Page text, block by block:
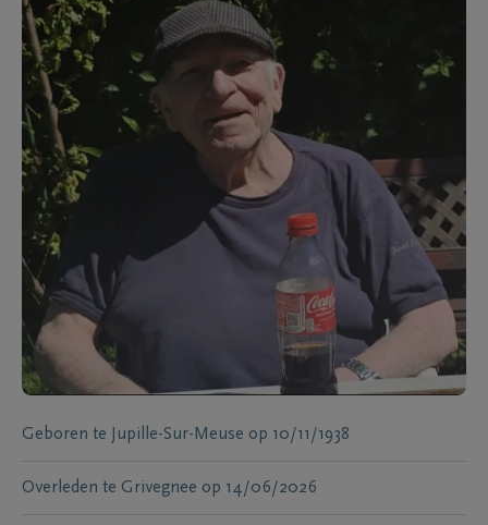
Geboren te Jupille-Sur-Meuse op 10/11/1938
Overleden te Grivegnee op 14/06/2026